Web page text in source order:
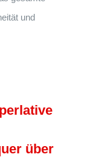
und
über